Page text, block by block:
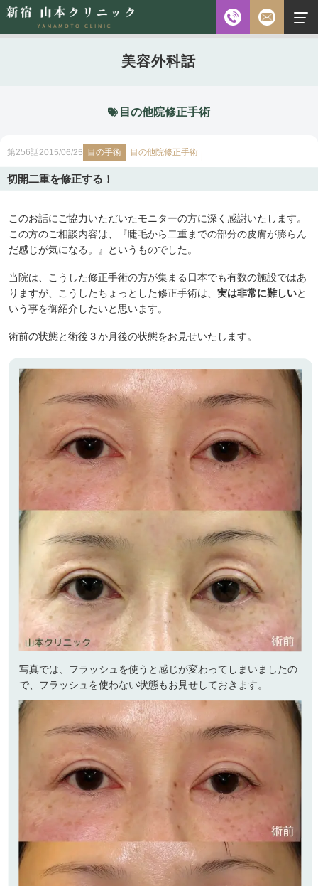
お電話
休診日 水・日・祝日
ご予約前に必ず下記のページをご確認ください。
ご予約について
無料相談
※初診の方専用
メールフォーム
無料相談・
ご予約・
03-5315-4391
美容外科話
目の他院修正手術
第256話2015/06/25 目の手術 目の他院修正手術
切開二重を修正する！
このお話にご協力いただいたモニターの方に深く感謝いたします。
この方のご相談内容は、『睫毛から二重までの部分の皮膚が膨らん
だ感じが気になる。』というものでした。
当院は、こうした修正手術の方が集まる日本でも有数の施設ではあ
りますが、こうしたちょっとした修正手術は、実は非常に難しいと
いう事を御紹介したいと思います。
術前の状態と術後３か月後の状態をお見せいたします。
写真では、フラッシュを使うと感じが変わってしまいましたの
で、フラッシュを使わない状態もお見せしておきます。